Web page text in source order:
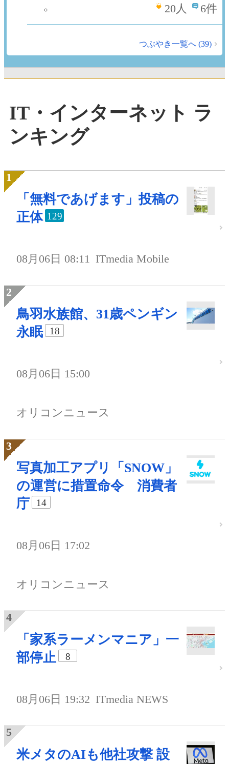
20人 6件
つぶやき一覧へ (39)
IT・インターネット ラ
ンキング
「無料であげます」投稿の
正体 129
08月06日 08:11 ITmedia Mobile
鳥羽水族館、31歳ペンギン
永眠
18
08月06日 15:00
オリコンニュース
写真加工アプリ「SNOW」
の運営に措置命令 消費者
庁
14
08月06日 17:02
オリコンニュース
「家系ラーメンマニア」一
部停止
8
08月06日 19:32 ITmedia NEWS
米メタのAIも他社攻撃 設